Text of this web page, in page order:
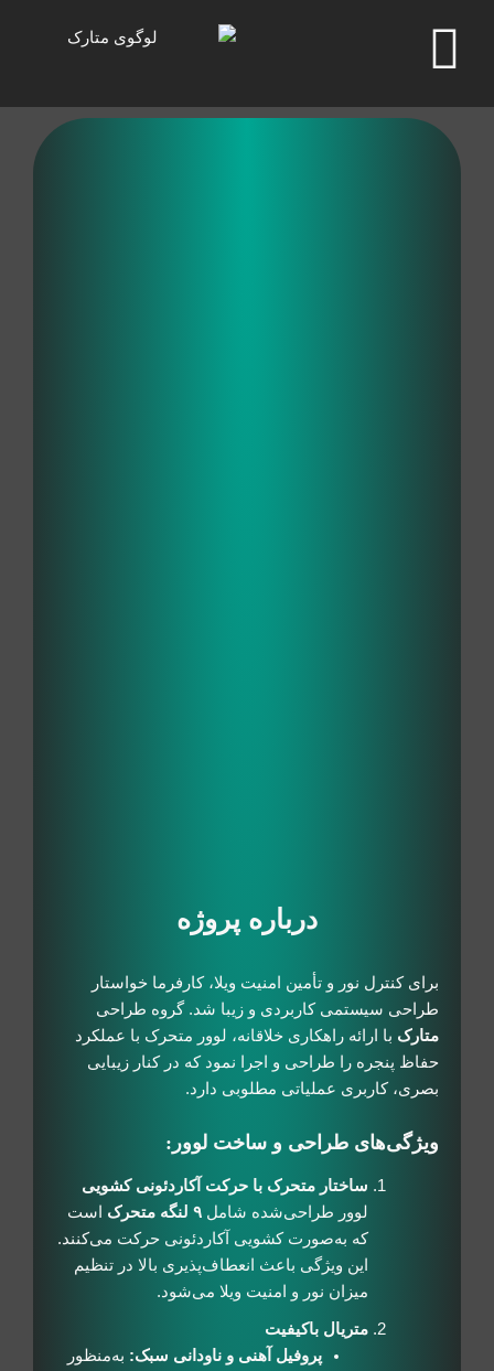
درباره پروژه
برای کنترل نور و تأمین امنیت ویلا، کارفرما خواستار
طراحی سیستمی کاربردی و زیبا شد. گروه طراحی
متارک با ارائه راهکاری خلاقانه، لوور متحرک با عملکرد
حفاظ پنجره را طراحی و اجرا نمود که در کنار زیبایی
بصری، کاربری عملیاتی مطلوبی دارد.
ویژگی‌های طراحی و ساخت لوور:
ساختار متحرک با حرکت آکاردئونی کشویی
لوور طراحی‌شده شامل ۹ لنگه متحرک
است
که به‌صورت کشویی آکاردئونی حرکت می‌کنند.
این ویژگی باعث انعطاف‌پذیری بالا در تنظیم
میزان نور و امنیت ویلا می‌شود.
متریال باکیفیت
پروفیل آهنی و ناودانی سبک: به‌منظور